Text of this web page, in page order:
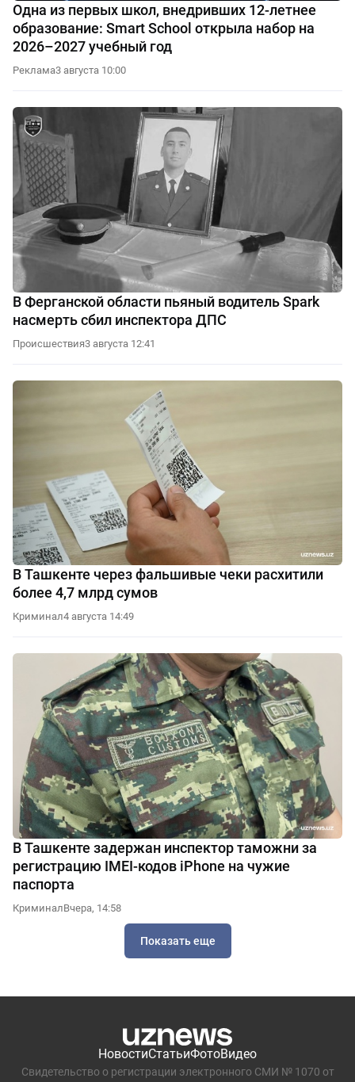
Одна из первых школ, внедривших 12-летнее
образование: Smart School открыла набор на
2026–2027 учебный год
Реклама3 августа 10:00
В Ферганской области пьяный водитель Spark
насмерть сбил инспектора ДПС
Происшествия3 августа 12:41
В Ташкенте через фальшивые чеки расхитили
более 4,7 млрд сумов
Криминал4 августа 14:49
В Ташкенте задержан инспектор таможни за
регистрацию IMEI-кодов iPhone на чужие
паспорта
КриминалВчера, 14:58
Показать еще
НовостиСтатьиФотоВидео
Свидетельство о регистрации электронного СМИ № 1070 от